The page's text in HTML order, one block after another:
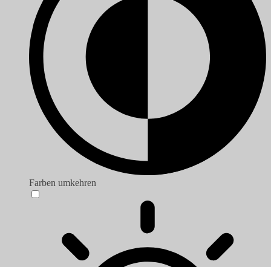
Farben umkehren